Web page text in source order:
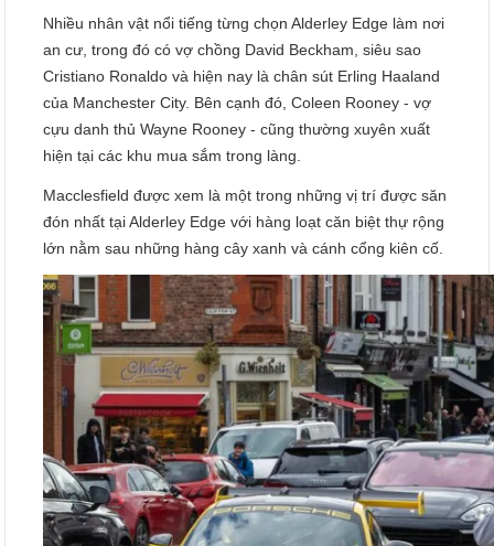
Nhiều nhân vật nổi tiếng từng chọn Alderley Edge làm nơi
an cư, trong đó có vợ chồng David Beckham, siêu sao
Cristiano Ronaldo và hiện nay là chân sút Erling Haaland
của Manchester City. Bên cạnh đó, Coleen Rooney - vợ
cựu danh thủ Wayne Rooney - cũng thường xuyên xuất
hiện tại các khu mua sắm trong làng.
Macclesfield được xem là một trong những vị trí được săn
đón nhất tại Alderley Edge với hàng loạt căn biệt thự rộng
lớn nằm sau những hàng cây xanh và cánh cổng kiên cố.